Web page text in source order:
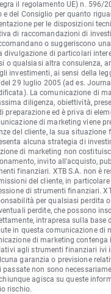
il regolamento UE) n. 596/
e del Consiglio per quanto
per le disposizioni
di raccomandazioni di
o suggeriscono
divulgazione di particolari
o qualsiasi altra consulenza,
investimenti, ai sensi della
29 luglio 2005 (ad es.
La comunicazione di
diligenza, obiettività,
preparazione ed è priva di
di marketing viene
del cliente, la sua situazione
alcuna strategia di
di marketing non
invito all'acquisto,
finanziari. XTB S.A. non è
del cliente, in particolare
di strumenti finanziari.
per qualsiasi perdita
perdite, che possono
intrapresa sulla base
in questa comunicazione di
di marketing
agli strumenti finanziari ivi
garanzia o previsione
passate non sono
agisca su queste
rischio.